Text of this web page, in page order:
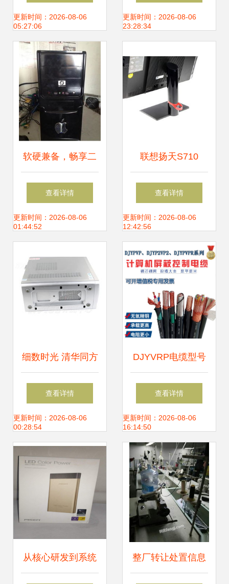
风险隐患
更新时间：2026-08-06
05:27:06
4411s（WH481PA）
测
更新时间：2026-08-06
23:28:34
软硬兼备，畅享二
手电脑的性价比之
选
查看详情
更新时间：2026-08-06
01:44:52
联想扬天S710
2400s一体电脑 商
务办公与图片素材
的完美融合
查看详情
更新时间：2026-08-06
12:42:56
细数时光 清华同方
真爱S8260台式电
脑的情怀与今日下
载指南
查看详情
更新时间：2026-08-06
00:28:54
DJYVRP电缆型号
4*2*1.5mm²计算机
软芯电缆在硬件研
发中的应用与优势
查看详情
更新时间：2026-08-06
16:14:50
从核心研发到系统 整厂转让处置信息